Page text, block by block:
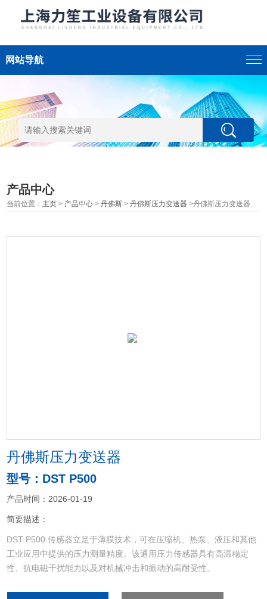
网站导航
产品中心
当前位置： 主页 > 产品中心 >丹佛斯 >丹佛斯压力变送器 >丹佛斯压力变送器
丹佛斯压力变送器
型号：DST P500
产品时间：2026-01-19
简要描述：
DST P500 传感器立足于薄膜技术，可在压缩机、热泵、液压和其他
工业应用中提供的压力测量精度。该通用压力传感器具有高温稳定
性、抗电磁干扰能力以及对机械冲击和振动的高耐受性。